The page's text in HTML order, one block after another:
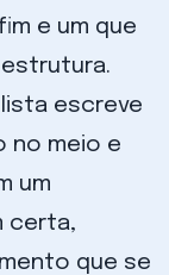
e um que
estrutura.
escreve
no meio e
um
certa,
que se